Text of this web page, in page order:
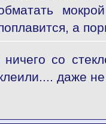
а
со
даже